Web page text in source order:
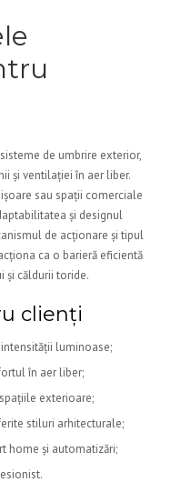
de umbrire exterior,
și ventilației în aer liber.
sau spații comerciale
și designul
de acționare și tipul
ca o barieră eficientă
și căldurii toride.
clienți
luminoase;
în aer liber;
exterioare;
stiluri arhitecturale;
home și automatizări;